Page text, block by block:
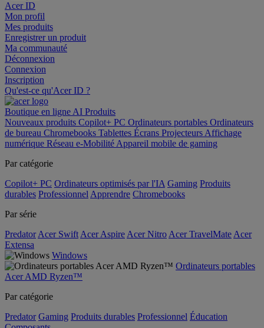
Acer ID
Mon profil
Mes produits
Enregistrer un produit
Ma communauté
Déconnexion
Connexion
Inscription
Qu'est-ce qu'Acer ID ?
Boutique en ligne AI Produits
Nouveaux produits Copilot+ PC Ordinateurs portables Ordinateurs
de bureau Chromebooks Tablettes Écrans Projecteurs Affichage
numérique Réseau e-Mobilité Appareil mobile de gaming
Par catégorie
Copilot+ PC Ordinateurs optimisés par l'IA Gaming Produits
durables Professionnel Apprendre Chromebooks
Par série
Predator Acer Swift Acer Aspire Acer Nitro Acer TravelMate Acer
Extensa
Windows
Ordinateurs portables
Acer AMD Ryzen™
Par catégorie
Predator Gaming Produits durables Professionnel Éducation